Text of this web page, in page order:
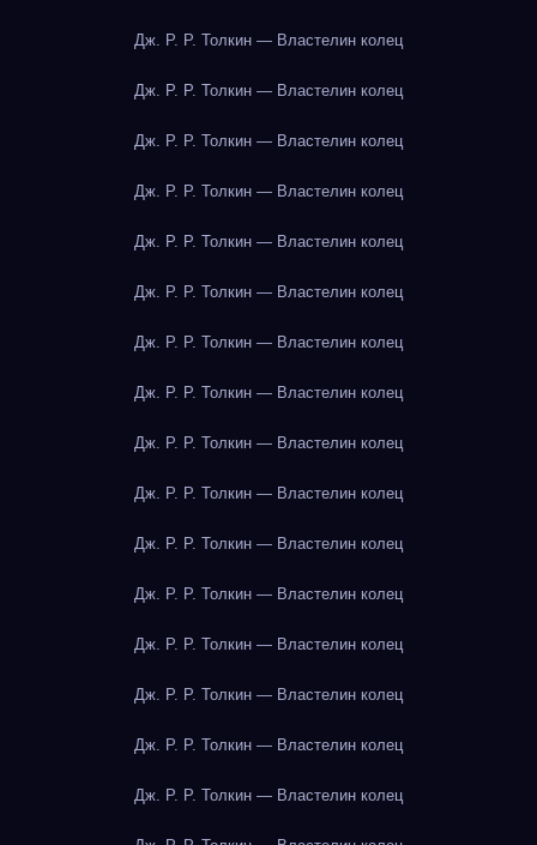
Дж. Р. Р. Толкин — Властелин колец
Дж. Р. Р. Толкин — Властелин колец
Дж. Р. Р. Толкин — Властелин колец
Дж. Р. Р. Толкин — Властелин колец
Дж. Р. Р. Толкин — Властелин колец
Дж. Р. Р. Толкин — Властелин колец
Дж. Р. Р. Толкин — Властелин колец
Дж. Р. Р. Толкин — Властелин колец
Дж. Р. Р. Толкин — Властелин колец
Дж. Р. Р. Толкин — Властелин колец
Дж. Р. Р. Толкин — Властелин колец
Дж. Р. Р. Толкин — Властелин колец
Дж. Р. Р. Толкин — Властелин колец
Дж. Р. Р. Толкин — Властелин колец
Дж. Р. Р. Толкин — Властелин колец
Дж. Р. Р. Толкин — Властелин колец